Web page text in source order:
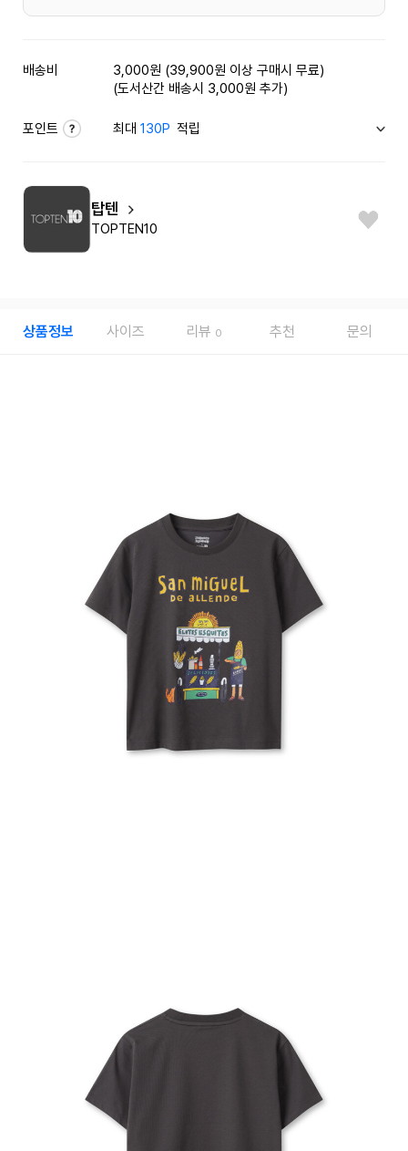
배송비
3,000원 (39,900원 이상 구매시 무료)
(도서산간 배송시 3,000원 추가)
포인트 최대130P 적립
탑텐
TOPTEN10
상품정보 사이즈 리뷰 0 추천 문의